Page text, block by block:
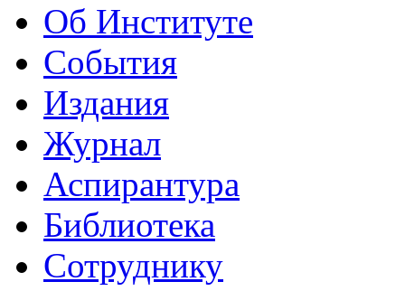
Об Институте
События
Издания
Журнал
Аспирантура
Библиотека
Сотруднику